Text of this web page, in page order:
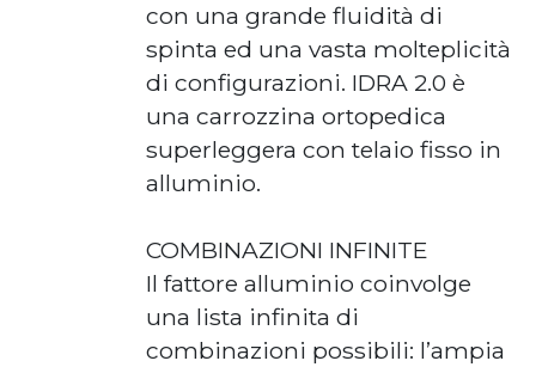
con una grande fluidità di
spinta ed una vasta molteplicità
di configurazioni. IDRA 2.0 è
una carrozzina ortopedica
superleggera con telaio fisso in
alluminio.
COMBINAZIONI INFINITE
Il fattore alluminio coinvolge
una lista infinita di
combinazioni possibili: l’ampia